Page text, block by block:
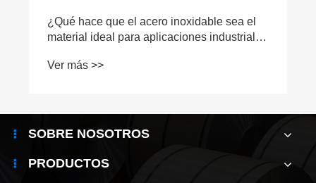
SOBRE NOSOTROS
PRODUCTOS